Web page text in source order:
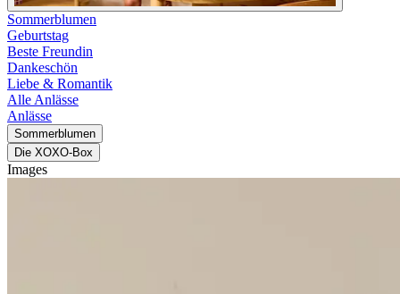
Sommerblumen
Geburtstag
Beste Freundin
Dankeschön
Liebe & Romantik
Alle Anlässe
Anlässe
Sommerblumen
Die XOXO-Box
Images